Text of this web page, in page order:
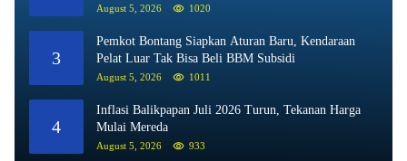
August 5, 2026 1020
3
Pemkot Bontang Siapkan Aturan Baru, Kendaraan
Pelat Luar Tak Bisa Beli BBM Subsidi
August 5, 2026 1011
4
Inflasi Balikpapan Juli 2026 Turun, Tekanan Harga
Mulai Mereda
August 5, 2026 933